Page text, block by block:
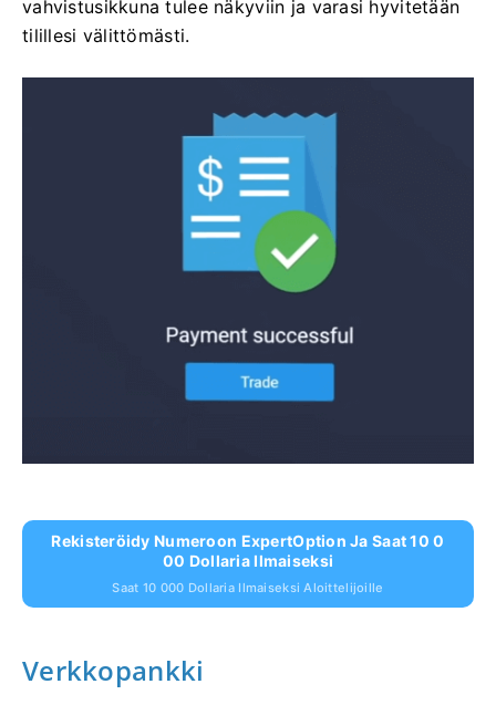
vahvistusikkuna tulee näkyviin ja varasi hyvitetään
tilillesi välittömästi.
Rekisteröidy Numeroon ExpertOption Ja Saat 10 0
00 Dollaria Ilmaiseksi
Saat 10 000 Dollaria Ilmaiseksi Aloittelijoille
Verkkopankki